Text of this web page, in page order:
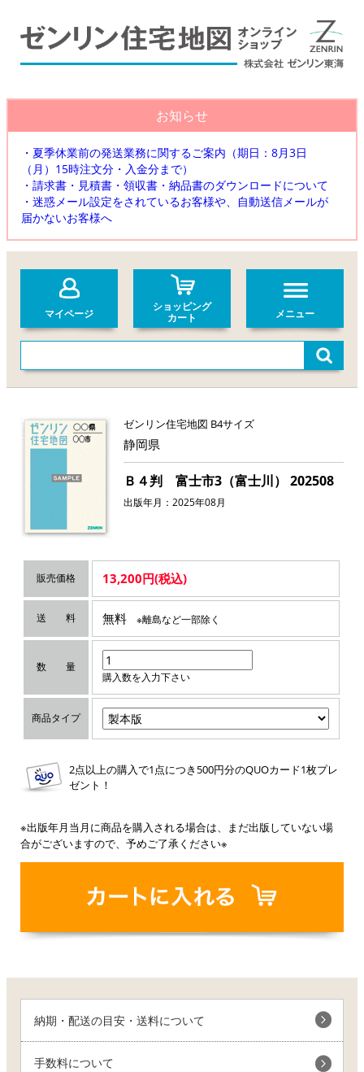
お知らせ
・夏季休業前の発送業務に関するご案内（期日：8月3日
（月）15時注文分・入金分まで）
・請求書・見積書・領収書・納品書のダウンロードについて
・迷惑メール設定をされているお客様や、自動送信メールが
届かないお客様へ
マイページ
ショッピング
カート
メニュー
ゼンリン住宅地図 B4サイズ
静岡県
Ｂ４判 富士市3（富士川） 202508
出版年月：2025年08月
販売価格 13,200円(税込)
送 料 無料 ※離島など一部除く
数 量
購入数を入力下さい
商品タイプ
2点以上の購入で1点につき500円分のQUOカード1枚プレ
ゼント！
※出版年月当月に商品を購入される場合は、まだ出版していない場
合がございますので、予めご了承ください※
納期・配送の目安・送料について
手数料について